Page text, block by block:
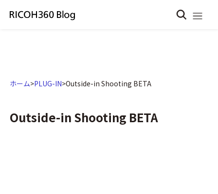
ホーム>PLUG-IN>Outside-in Shooting BETA
Outside-in Shooting BETA